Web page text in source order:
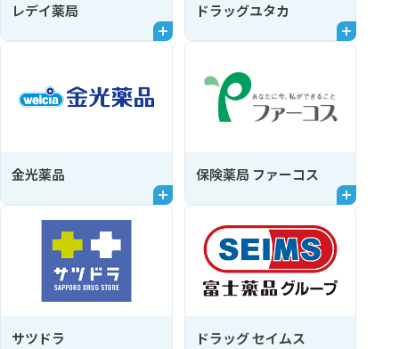
レデイ薬局 ドラッグユタカ
金光薬品 保険薬局 ファーコス
サツドラ ドラッグ セイムス